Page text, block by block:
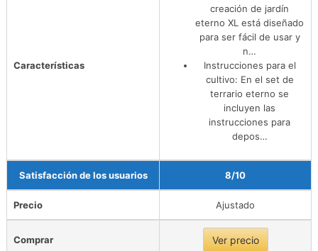
Características
creación de jardín
eterno XL está diseñado
para ser fácil de usar y
n…
Instrucciones para el
cultivo: En el set de
terrario eterno se
incluyen las
instrucciones para
depos…
Satisfacción de los usuarios 8/10
Precio Ajustado
Comprar Ver precio